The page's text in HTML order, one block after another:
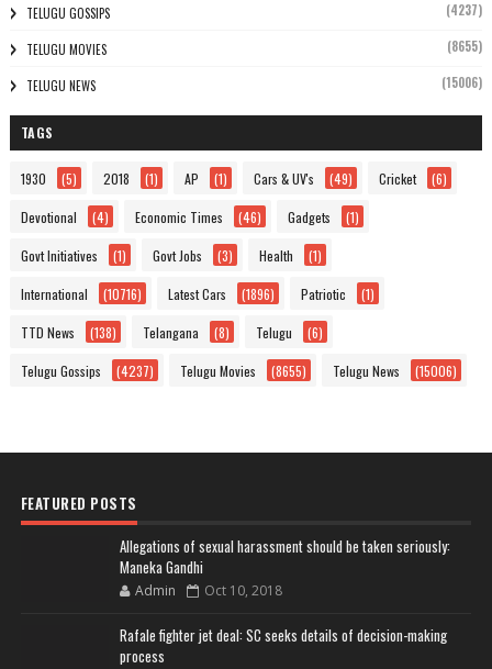
TELUGU GOSSIPS (4237)
TELUGU MOVIES (8655)
TELUGU NEWS (15006)
TAGS
1930 (5) 2018 (1) AP (1) Cars & UV's (49) Cricket (6)
Devotional (4) Economic Times (46) Gadgets (1)
Govt Initiatives (1) Govt Jobs (3) Health (1)
International (10716) Latest Cars (1896) Patriotic (1)
TTD News (138) Telangana (8) Telugu (6)
Telugu Gossips (4237) Telugu Movies (8655) Telugu News (15006)
FEATURED POSTS
Allegations of sexual harassment should be taken seriously:
Maneka Gandhi
Admin Oct 10, 2018
Rafale fighter jet deal: SC seeks details of decision-making
process